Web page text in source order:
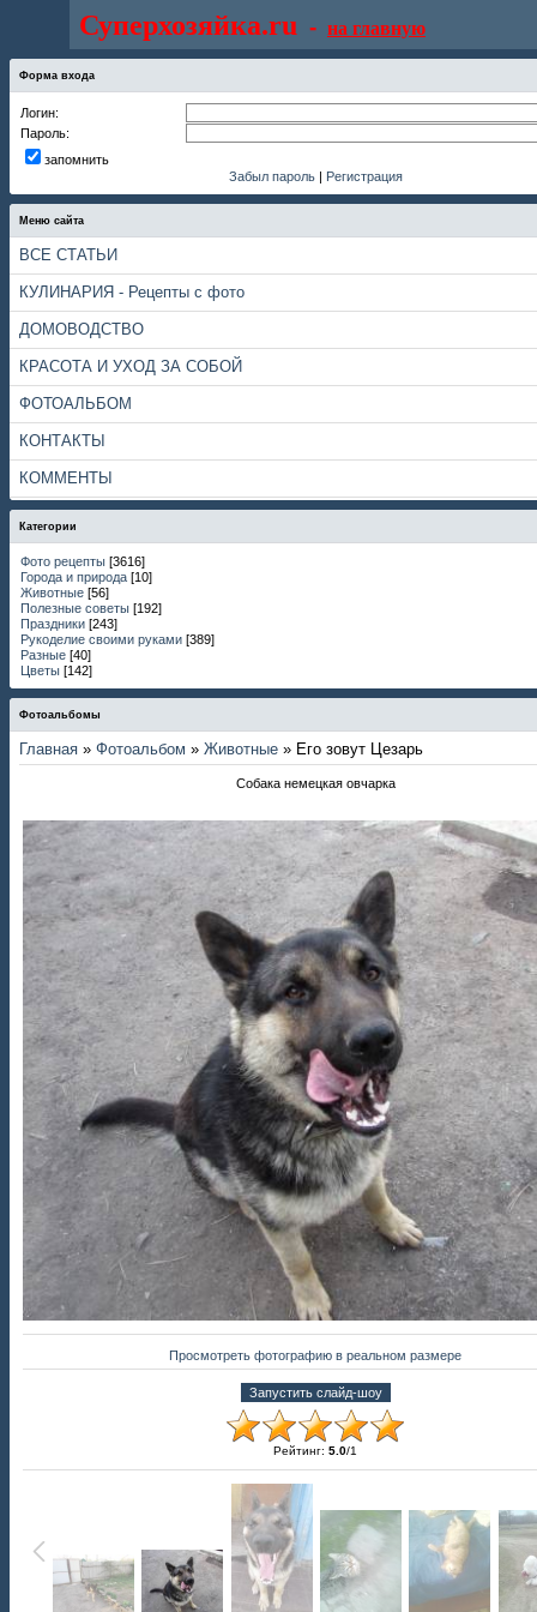
Суперхозяйка.ru - на главную
Форма входа
Логин:
Пароль:
запомнить
Забыл пароль | Регистрация
Меню сайта
ВСЕ СТАТЬИ
КУЛИНАРИЯ - Рецепты с фото
ДОМОВОДСТВО
КРАСОТА И УХОД ЗА СОБОЙ
ФОТОАЛЬБОМ
КОНТАКТЫ
КОММЕНТЫ
Категории
Фото рецепты [3616]
Города и природа [10]
Животные [56]
Полезные советы [192]
Праздники [243]
Рукоделие своими руками [389]
Разные [40]
Цветы [142]
Фотоальбомы
Главная » Фотоальбом » Животные » Его зовут Цезарь
Собака немецкая овчарка
Просмотреть фотографию в реальном размере
Рейтинг: 5.0/1